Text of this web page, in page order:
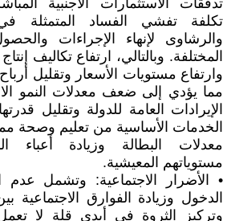
تدفقات الاستثمارات الأجنبية
تكلفة تفشي الفساد المتمثلة
والرشاوى لإنهاء الإجراءات
المختلفة. وبالتالي، ارتفاع تكاليف
وارتفاع مستويات الأسعار وتقليل
مما يؤدي إلى ضعف معدلات النمو
الإيرادات العامة للدولة وتقليل
الخدمات الأساسية من تعليم وصحة
معدلات البطالة وزيادة أعباء
مستوياتهم المعيشية.
• الأضرار الاجتماعية: وتشمل عدم
الدخول وزيادة الفوارق الاجتماعية
وتركيز الثروة في أيدي قلة لا